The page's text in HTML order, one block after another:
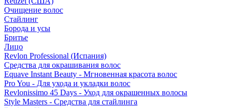
Очищение волос
Стайлинг
Борода и усы
Бритье
Лицо
Revlon Professional (Испания)
Средства для окрашивания волос
Equave Instant Beauty - Мгновенная красота волос
Pro You - Для ухода и укладки волос
Revlonissimo 45 Days - Уход для окрашенных волосы
Style Masters - Средства для стайлинга